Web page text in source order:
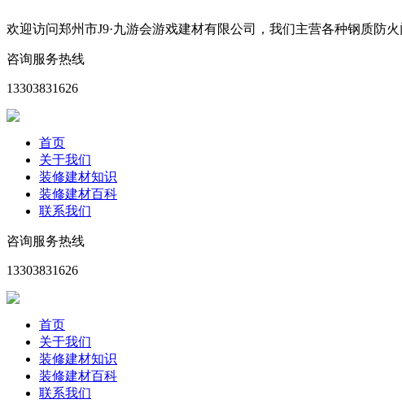
欢迎访问郑州市J9·九游会游戏建材有限公司，我们主营各种钢质防
咨询服务热线
13303831626
首页
关于我们
装修建材知识
装修建材百科
联系我们
咨询服务热线
13303831626
首页
关于我们
装修建材知识
装修建材百科
联系我们